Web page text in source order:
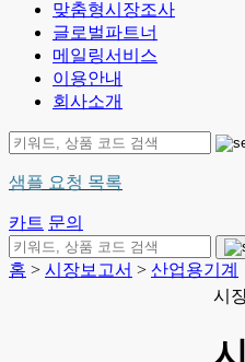
맞춤형시장조사
글로벌파트너
메일링서비스
이용안내
회사소개
샘플 요청 목록
카트 문의
홈 > 시장보고서 > 산업용기계
시